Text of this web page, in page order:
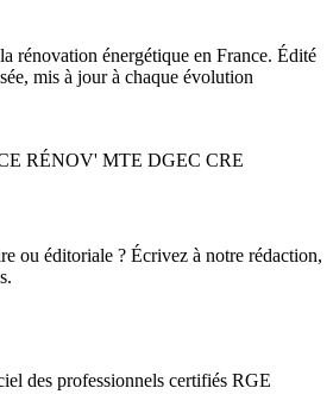
rénovation énergétique en France. Édité
mis à jour à chaque évolution
RÉNOV' MTE DGEC CRE
ou éditoriale ? Écrivez à notre rédaction,
des professionnels certifiés RGE